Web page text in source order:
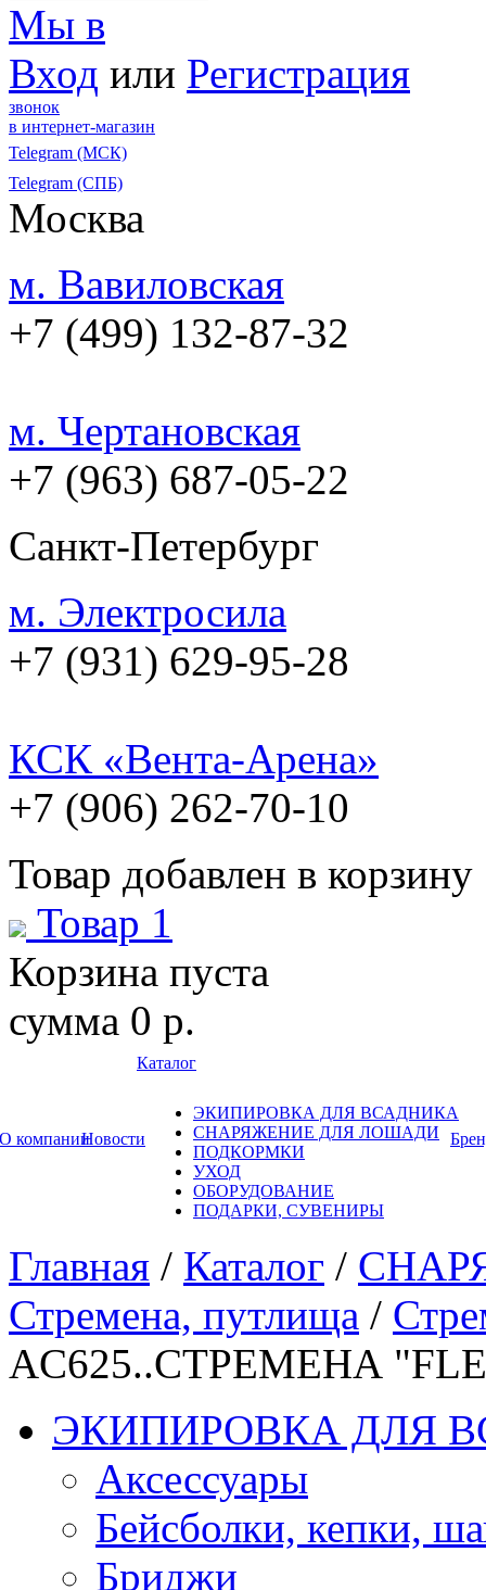
Мы в
Вход или Регистрация
звонок
в интернет-магазин
Telegram (МСК)
Telegram (СПБ)
Москва
м. Вавиловская
+7 (499) 132-87-32
м. Чертановская
+7 (963) 687-05-22
Санкт-Петербург
м. Электросила
+7 (931) 629-95-28
КСК «Вента-Арена»
+7 (906) 262-70-10
Товар добавлен в корзину
Товар 1
Корзина пуста
сумма 0 р.
О компанииНовости
Каталог
ЭКИПИРОВКА ДЛЯ ВСАДНИКА
СНАРЯЖЕНИЕ ДЛЯ ЛОШАДИ
ПОДКОРМКИ
УХОД
ОБОРУДОВАНИЕ
ПОДАРКИ, СУВЕНИРЫ
Главная / Каталог /
Стремена, путлища /
AC625..СТРЕМЕНА
ЭКИПИРОВКА ДЛЯ
Аксессуары
Бейсболки, кепки,
Бриджи